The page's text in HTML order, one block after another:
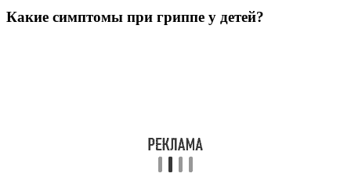
Какие симптомы при гриппе у детей?